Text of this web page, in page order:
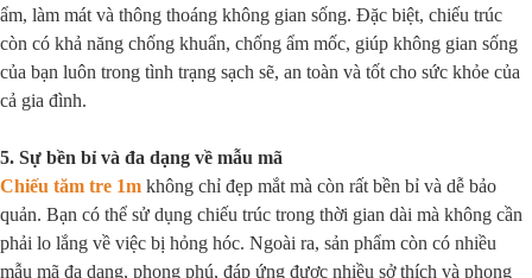
ẩm, làm mát và thông thoáng không gian sống. Đặc biệt, chiếu trúc
còn có khả năng chống khuẩn, chống ẩm mốc, giúp không gian sống
của bạn luôn trong tình trạng sạch sẽ, an toàn và tốt cho sức khỏe của
cả gia đình.
5. Sự bền bỉ và đa dạng về mẫu mã
Chiếu tăm tre 1m không chỉ đẹp mắt mà còn rất bền bỉ và dễ bảo
quản. Bạn có thể sử dụng chiếu trúc trong thời gian dài mà không cần
phải lo lắng về việc bị hỏng hóc. Ngoài ra, sản phẩm còn có nhiều
mẫu mã đa dạng, phong phú, đáp ứng được nhiều sở thích và phong